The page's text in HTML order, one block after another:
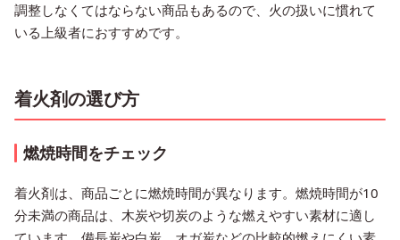
調整しなくてはならない商品もあるので、火の扱いに慣れて
いる上級者におすすめです。
着火剤の選び方
燃焼時間をチェック
着火剤は、商品ごとに燃焼時間が異なります。燃焼時間が10
分未満の商品は、木炭や切炭のような燃えやすい素材に適し